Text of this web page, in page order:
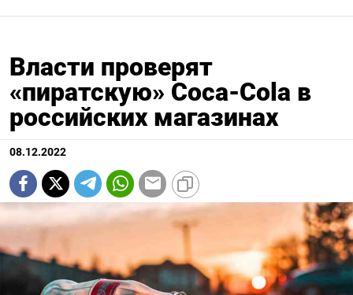
Власти проверят
«пиратскую» Coca-Cola в
российских магазинах
08.12.2022